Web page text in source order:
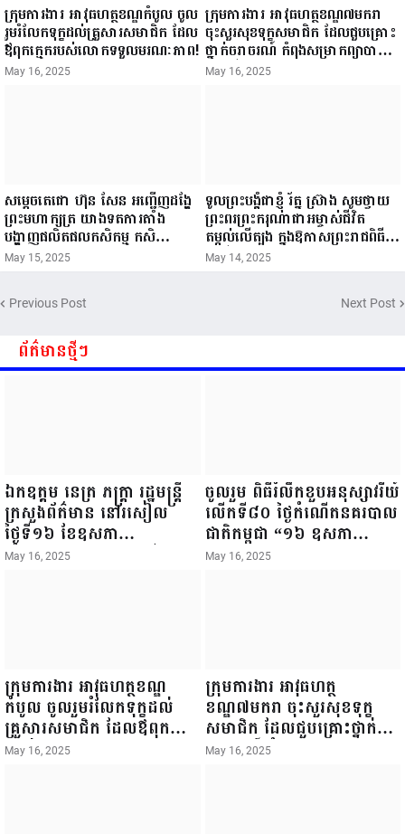
ក្រុមការងារ អាវុធហត្ថខណ្ឌកំបូល ចូល
រួមរំលែកទុក្ខដល់គ្រួសារសមាជិក ដែល
ឪពុកក្មេករបស់លោកទទួលមរណៈភាព!
May 16, 2025
ក្រុមការងារ អាវុធហត្ថខណ្ឌ៧មករា
ចុះសួរសុខទុក្ខសមាជិក ដែលជួបគ្រោះ
ថ្នាក់ចរាចរណ៍ កំពុងសម្រាកព្យាបាល
នៅមន្ទីរពេទ្យ!
May 16, 2025
សម្តេចតេជោ ហ៊ុន សែន អញ្ជើញដង្ហែ
ព្រះមហាក្សត្រ យាងទតការតាំង
បង្ហាញផលិតផលកសិកម្ម កសិ
ឧស្សាហកម្ម និងសិប្បកម្ម ក្នុងព្រះរាជ
May 15, 2025
ទូលព្រះបង្គំជាខ្ញុំ រ័ត្ន ស្រ៊ាង សូមថ្វាយ
ព្រះពរព្រះករុណាជាអម្ចាស់ជីវិត
តម្កល់លើត្បូង ក្នុងឱកាសព្រះរាជពិធី
ចម្រើនព្រះជន្ម គម្រប់ខួប៧២ យាងចូល
May 14, 2025
Previous Post Next Post
ព័ត៌មានថ្មីៗ
ឯកឧត្តម នេត្រ ភក្ត្រា រដ្ឋមន្ត្រី
ក្រសួងព័ត៌មាន នៅរសៀល
ថ្ងៃទី១៦ ខែឧសភា
ឆ្នាំ២០២៥នេះ បានអញ្ជើញចុះ
May 16, 2025
ចូលរួម ពិធីរំលឹកខួបអនុស្សាវរីយ៍
លើកទី៨០ ថ្ងៃកំណើតនគរបាល
ជាតិកម្ពុជា “១៦ ឧសភា
១៩៤៥ ~ ១៦ ឧសភា
May 16, 2025
ក្រុមការងារ អាវុធហត្ថខណ្ឌ
កំបូល ចូលរួមរំលែកទុក្ខដល់
គ្រួសារសមាជិក ដែលឪពុកក្មេក
របស់លោកទទួលមរណៈភាព!
May 16, 2025
ក្រុមការងារ អាវុធហត្ថ
ខណ្ឌ៧មករា ចុះសួរសុខទុក្ខ
សមាជិក ដែលជួបគ្រោះថ្នាក់
ចរាចរណ៍ កំពុងសម្រាកព្យាបាល
May 16, 2025